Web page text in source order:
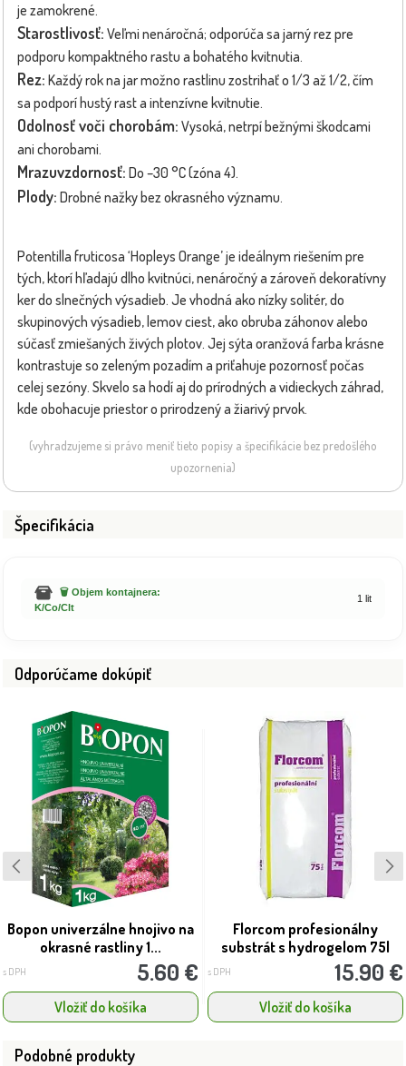
je zamokrené.
Starostlivosť: Veľmi nenáročná; odporúča sa jarný rez pre
podporu kompaktného rastu a bohatého kvitnutia.
Rez: Každý rok na jar možno rastlinu zostrihať o 1/3 až 1/2, čím
sa podporí hustý rast a intenzívne kvitnutie.
Odolnosť voči chorobám: Vysoká, netrpí bežnými škodcami
ani chorobami.
Mrazuvzdornosť: Do –30 °C (zóna 4).
Plody: Drobné nažky bez okrasného významu.
Potentilla fruticosa ‘Hopleys Orange’ je ideálnym riešením pre
tých, ktorí hľadajú dlho kvitnúci, nenáročný a zároveň dekoratívny
ker do slnečných výsadieb. Je vhodná ako nízky solitér, do
skupinových výsadieb, lemov ciest, ako obruba záhonov alebo
súčasť zmiešaných živých plotov. Jej sýta oranžová farba krásne
kontrastuje so zeleným pozadím a priťahuje pozornosť počas
celej sezóny. Skvelo sa hodí aj do prírodných a vidieckych záhrad,
kde obohacuje priestor o prirodzený a žiarivý prvok.
(vyhradzujeme si právo meniť tieto popisy a špecifikácie bez predošlého
upozornenia)
Špecifikácia
🗑️ Objem kontajnera:
K/Co/Clt
1 lit
Odporúčame dokúpiť
Bopon univerzálne hnojivo na
okrasné rastliny 1...
s DPH 5.60 €
Vložiť do košíka
Florcom profesionálny
substrát s hydrogelom 75l
s DPH 15.90 €
Vložiť do košíka
Podobné produkty